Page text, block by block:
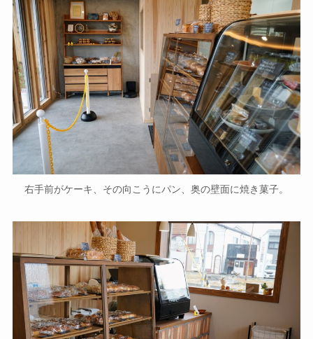
右手前がケーキ、その向こうにパン、奥の壁面に焼き菓子。